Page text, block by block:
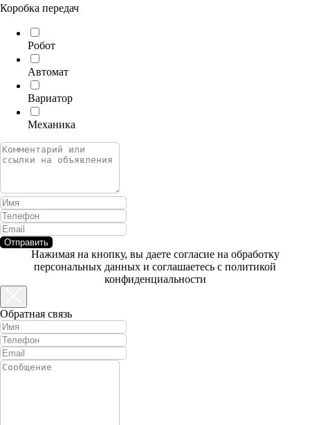
Коробка передач
Робот
Автомат
Вариатор
Механика
Отправить
Нажимая на кнопку, вы даете согласие на обработку
персональных данных и соглашаетесь c политикой
конфиденциальности
Обратная связь